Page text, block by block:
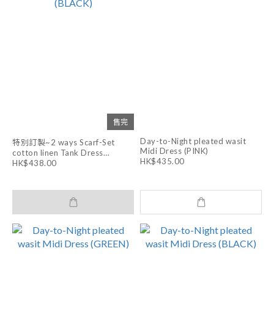
售完
特別訂製~2 ways Scarf-Set
cotton linen Tank Dress
(BLACK)
HK$438.00
Day-to-Night pleated wasit
Midi Dress (PINK)
HK$435.00